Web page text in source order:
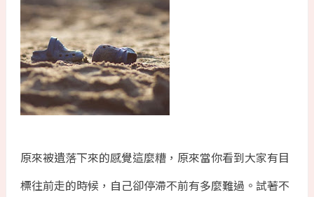
原來被遺落下來的感覺這麼糟，原來當你看到大家有目
標往前走的時候，自己卻停滯不前有多麼難過。試著不